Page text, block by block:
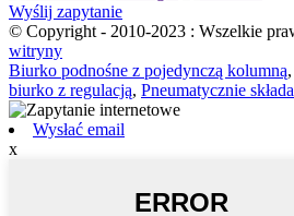
Wyślij zapytanie
© Copyright - 2010-2023 : Wszelkie
witryny
Biurko podnośne z pojedynczą kolumną,
biurko z regulacją, Pneumatycznie
Wysłać email
x